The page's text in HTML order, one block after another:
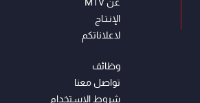
الإنـتـاج
لاعلاناتكم
وظائف
تواصل معنا
شروط الإسـتخدام